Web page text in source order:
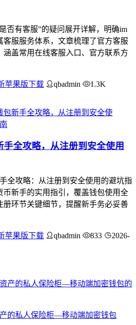
否有客服”的疑问展开详解，明确im
客服服务体系，文章梳理了官方客服
涵盖常用在线客服入口、官方联系方
苹果版下载 qbadmin
1.3K
手全攻略，从注册到安全使用
手全攻略：从注册到安全使用的避坑指
币新手的实用指引，覆盖钱包使用全
册环节关键细节，提醒新手务必妥善
苹果版下载 qbadmin 833
2026-
的私人保险柜—移动端加密钱包